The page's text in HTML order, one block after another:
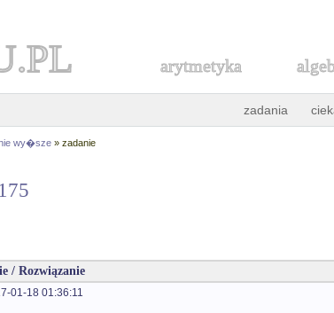
arytmetyka
zadania
wy�sze » zadanie
/ Rozwiązanie
01-18 01:36:11